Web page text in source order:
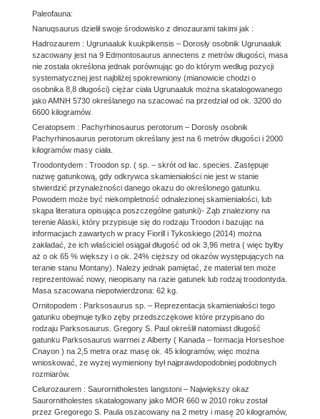
Paleofauna:
Nanuqsaurus dzielił swoje środowisko z dinozaurami takimi jak :
Hadrozaurem : Ugrunaaluk kuukpikensis – Dorosły osobnik Ugrunaaluk
szacowany jest na 9 Edmontosaurus annectens z metrów długości, masa
nie została określona jednak porównując go do którym według pozycji
systematycznej jest najbliżej spokrewniony (mianowicie chodzi o
osobnika 8,8 długości) ciężar ciała Ugrunaaluk można skatalogowanego
jako AMNH 5730 określanego na szacować na przedział od ok. 3200 do
6600 kilogramów.
Ceratopsem : Pachyrhinosaurus perotorum – Dorosły osobnik
Pachyrhinosaurus perotorum określany jest na 6 metrów długości i 2000
kilogramów masy ciała.
Troodontydem : Troodon sp. ( sp. – skrót od łac. species. Zastępuje
nazwę gatunkową, gdy odkrywca skamieniałości nie jest w stanie
stwierdzić przynależności danego okazu do określonego gatunku.
Powodem może być niekompletność odnalezionej skamieniałości, lub
skąpa literatura opisująca poszczególne gatunki)- Ząb znaleziony na
terenie Alaski, który przypisuje się do rodzaju Troodon i bazując na
informacjach zawartych w pracy Fiorill i Tykoskiego (2014) można
zakładać, że ich właściciel osiągał długość od ok 3,96 metra ( więc byłby
aż o ok 65 % większy i o ok. 24% cięższy od okazów występujących na
teranie stanu Montany). Należy jednak pamiętać, że materiał ten może
reprezentować nowy, nieopisany na razie gatunek lub rodzaj troodontyda.
Masa szacowana niepotwierdzona: 62 kg.
Ornitopodem : Parksosaurus sp. – Reprezentacja skamieniałości tego
gatunku obejmuje tylko zęby przedszczękowe które przypisano do
rodzaju Parksosaurus. Gregory S. Paul określił natomiast długość
gatunku Parksosaurus warrnei z Alberty ( Kanada – formacja Horseshoe
Cnayon ) na 2,5 metra oraz masę ok. 45 kilogramów, więc można
wnioskować, że wyżej wymieniony był najprawdopodobniej podobnych
rozmiarów.
Celurozaurem : Saurornitholestes langstoni – Największy okaz
Saurornitholestes skatalogowany jako MOR 660 w 2010 roku został
przez Gregorego S. Paula oszacowany na 2 metry i masę 20 kilogramów,